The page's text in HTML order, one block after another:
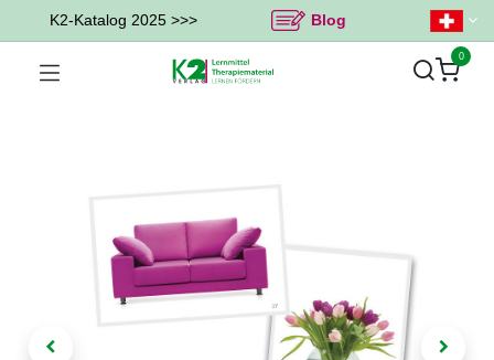
K2-Katalog 2025 >>> Blog
0